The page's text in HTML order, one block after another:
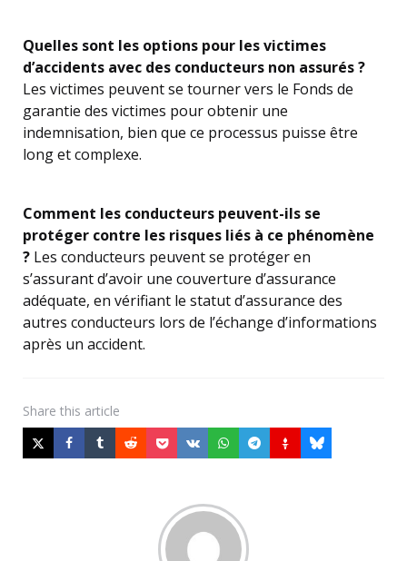
Quelles sont les options pour les victimes
d’accidents avec des conducteurs non assurés ?
Les victimes peuvent se tourner vers le Fonds de
garantie des victimes pour obtenir une
indemnisation, bien que ce processus puisse être
long et complexe.
Comment les conducteurs peuvent-ils se
protéger contre les risques liés à ce phénomène
? Les conducteurs peuvent se protéger en
s’assurant d’avoir une couverture d’assurance
adéquate, en vérifiant le statut d’assurance des
autres conducteurs lors de l’échange d’informations
après un accident.
Share this article